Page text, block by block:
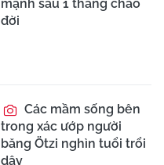
mạnh sau 1 tháng chào
đời
Các mầm sống bên
trong xác ướp người
băng Ötzi nghìn tuổi trổi
dậy